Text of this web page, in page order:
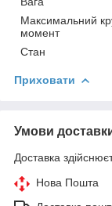
Максимальний
момент
Стан
Приховати
Умови
Доставка
Нова Пошта